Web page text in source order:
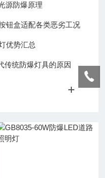
源防爆原理
钮盒适配各类恶劣工况
优势汇总
传统防爆灯具的原因